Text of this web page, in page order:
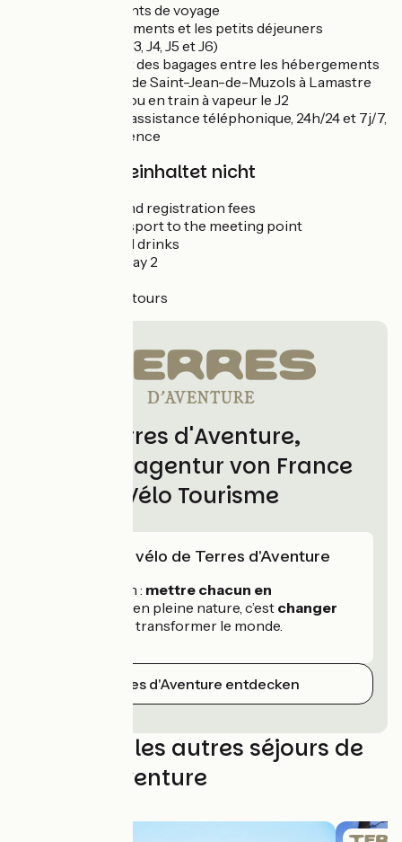
Les documents de voyage
Les hébergements et les petits déjeuners
5 dîners (J1, J3, J4, J5 et J6)
Le transport des bagages entre les hébergements
Le transfert de Saint-Jean-de-Muzols à Lamastre
en véhicule ou en train à vapeur le J2
Le service d’assistance téléphonique, 24h/24 et 7j/7,
en cas d’urgence
Der Preis beinhaltet nicht
Insurance and registration fees
Return transport to the meeting point
Lunches and drinks
Dinner on Day 2
Sightseeing tours
Terres d'Aventure,
Partneragentur von France
Vélo Tourisme
L'expertise vélo de Terres d'Aventure
Notre mission : mettre chacun en
en pleine nature, c’est changer
et transformer le monde.
Terres d'Aventure entdecken
Découvrez les autres séjours de
Terres d'Aventure